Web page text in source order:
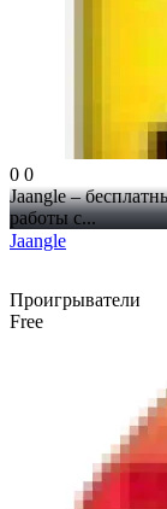
0 0
Jaangle –
работы с...
Jaangle
Проигрыватели
Free